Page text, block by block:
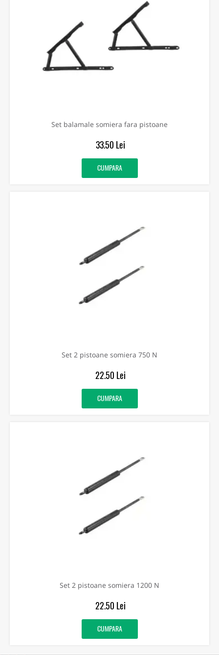
Set balamale somiera fara pistoane
33.50 Lei
CUMPARA
Set 2 pistoane somiera 750 N
22.50 Lei
CUMPARA
Set 2 pistoane somiera 1200 N
22.50 Lei
CUMPARA